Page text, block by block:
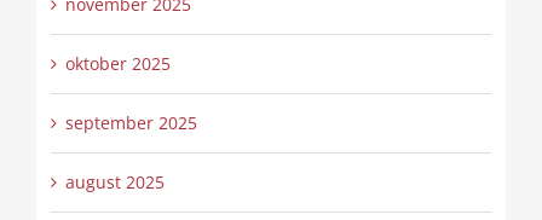
oktober 2025
september 2025
august 2025